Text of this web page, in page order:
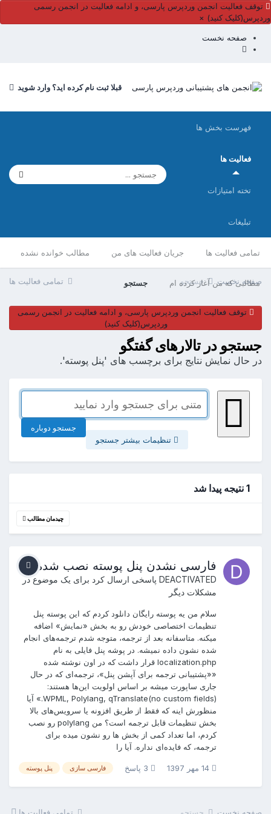
توقف فعالیت انجمن وردپرس پارسی، و ادامه فعالیت در انجمن رسمی
وردپرس(کلیک کنید) ×
صفحه نخست
قبلا ثبت نام کرده اید؟ وارد شوید
فهرست بخش ها
فعالیت ها
تمامی فعالیت ها جریان فعالیت های من مطالب خوانده نشده
مطالبی که من آغاز کرده ام جستجو
تخته امتیازات
تبلیغات
تمامی فعالیت ها صفحه نخست جستجو
توقف فعالیت انجمن وردپرس پارسی، و ادامه فعالیت در انجمن رسمی
وردپرس(کلیک کنید)
جستجو در تالارهای گفتگو
در حال نمایش نتایج برای برچسب های 'پنل پوسته'.
جستجو دوباره
تنظیمات بیشتر جستجو
1 نتیجه پیدا شد
چیدمان مطالب
فارسی نشدن پنل پوسته نصب شده
DEACTIVATED پاسخی ارسال کرد برای یک موضوع در
مشکلات دیگر
سلام من یه پوسته رایگان دانلود کردم که این پوسته پنل
تنظیمات اختصاصی خودش رو به بخش «نمایش» اضافه
میکنه. متاسفانه بعد از ترجمه، متوجه شدم ترجمه‌های انجام
شده نشون داده نمیشه. در پوشه پنل فایلی به نام
localization.php قرار داشت که در اون نوشته شده
««پشتیبانی ترجمه برای آپشن پنل»، ترجمه‌ای که در حال
جاری ساپورت میشه بر اساس اولویت این‌ها هستند:
WPML, Polylang, qTranslate(no custom fields).» آیا
منظورش اینه که فقط از طریق افزونه یا سرویس‌های بالا
بخش تنظیمات قابل ترجمه است؟ من polylang رو نصب
کردم، اما تعداد کمی از بخش ها رو نشون میده برای
ترجمه، که فایده‌ای نداره. آیا را
14 مهر 1397 فارسی سازی پنل پوسته
تمامی فعالیت ها صفحه نخست جستجو